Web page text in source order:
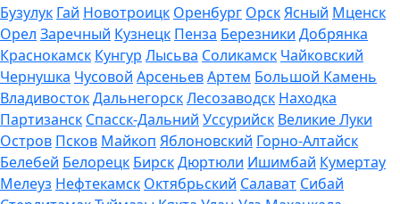
Бузулук Гай Новотроицк Оренбург ОрскЯсный Мценск
Орел Заречный Кузнецк Пенза Березники Добрянка
Краснокамск Кунгур Лысьва Соликамск Чайковский
Чернушка Чусовой АрсеньевАртем Большой Камень
ВладивостокДальнегорскЛесозаводск Находка
Партизанск Спасск-Дальний Уссурийск Великие Луки
Остров Псков Майкоп Яблоновский Горно-Алтайск
Белебей Белорецк БирскДюртюли Ишимбай Кумертау
Мелеуз Нефтекамск Октябрьский Салават Сибай